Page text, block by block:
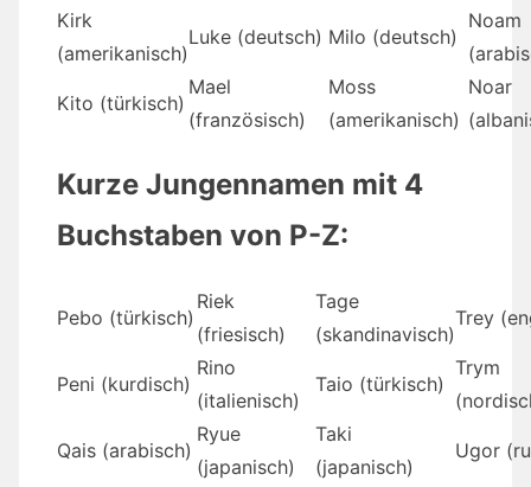
Kirk
(amerikanisch)
Luke (deutsch) Milo (deutsch)
Noam
Kito (türkisch)
Mael
(französisch)
Moss
(amerikanisch)
Noar
Kurze Jungennamen mit 4
Buchstaben von P-Z:
Pebo (türkisch)
Riek
(friesisch)
Tage
(skandinavisch)
Trey
Peni (kurdisch)
Rino
(italienisch)
Taio (türkisch)
Trym
Qais (arabisch)
Ryue
(japanisch)
Taki
(japanisch)
Ugor